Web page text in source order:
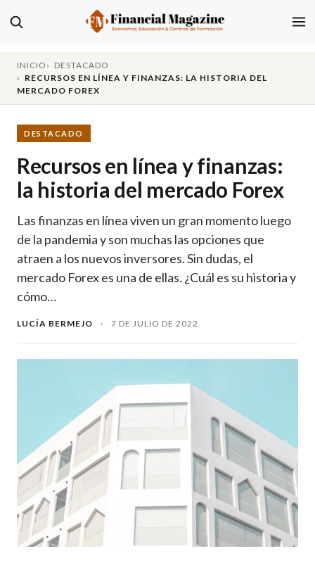
INICIO
DESTACADO
RECURSOS EN LÍNEA Y FINANZAS: LA HISTORIA DEL
MERCADO FOREX
DESTACADO
Recursos en línea y finanzas:
la historia del mercado Forex
Las finanzas en línea viven un gran momento luego
de la pandemia y son muchas las opciones que
atraen a los nuevos inversores. Sin dudas, el
mercado Forex es una de ellas. ¿Cuál es su historia y
cómo…
LUCÍA BERMEJO · 7 DE JULIO DE 2022